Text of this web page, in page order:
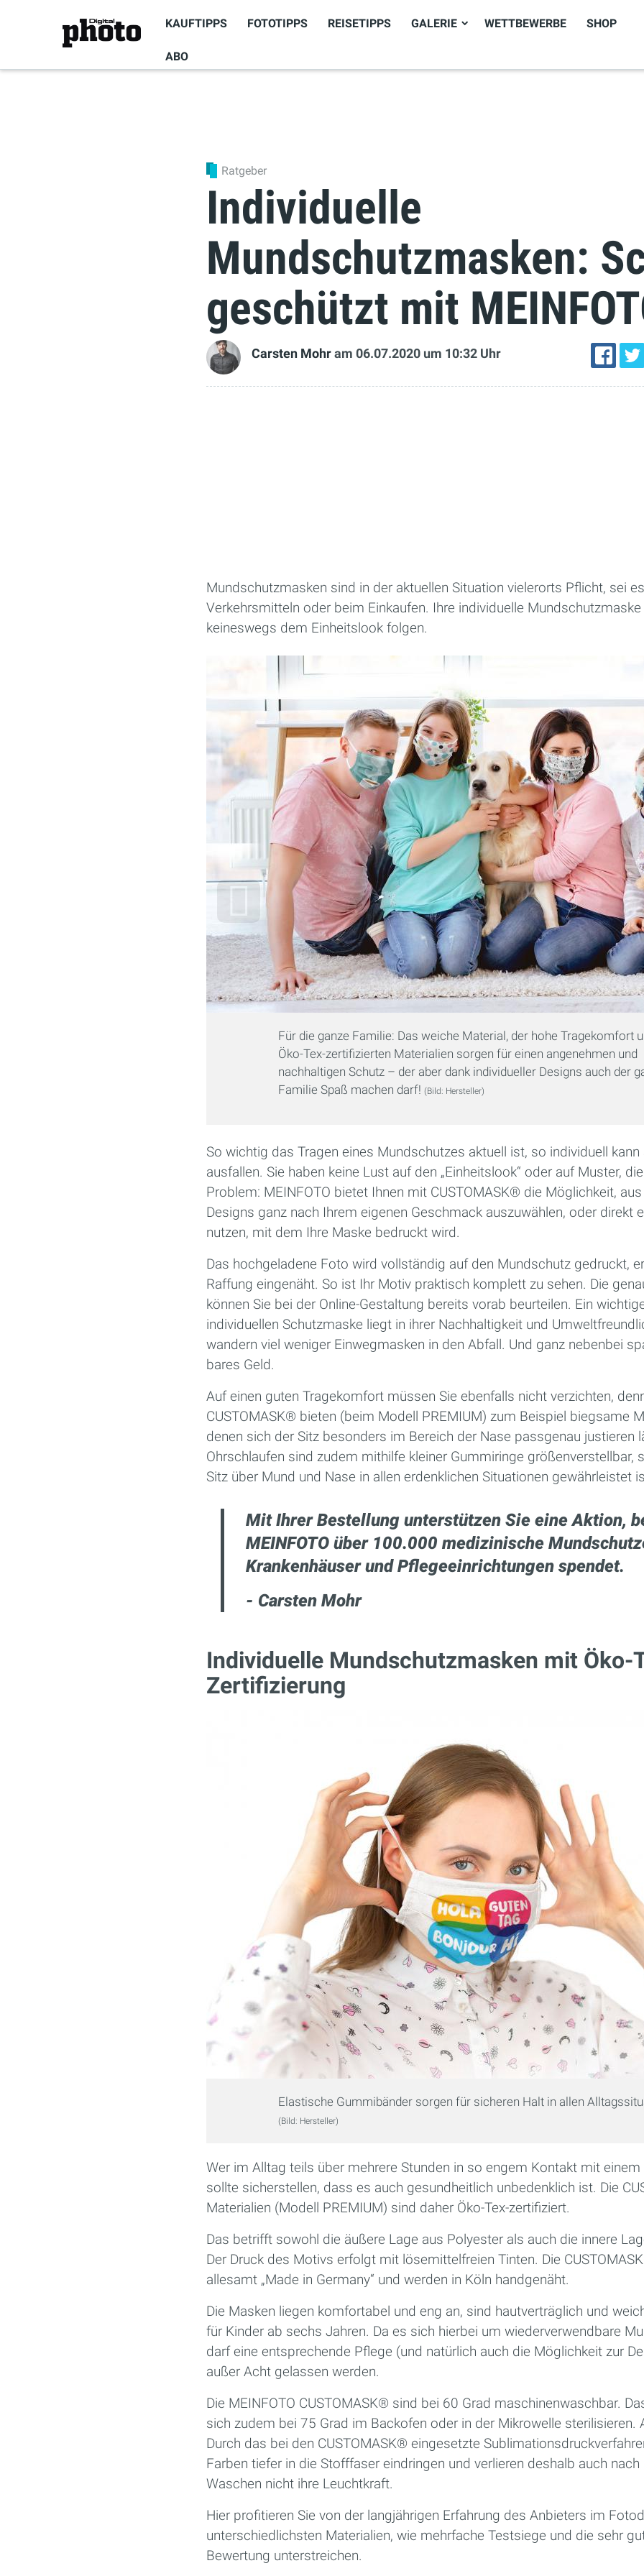
KAUFTIPPS FOTOTIPPS REISETIPPS GALERIE WETTBEWERBE SHOP
ABO
Ratgeber
Individuelle
Mundschutzmasken:
geschützt mit
Carsten Mohr am 06.07.2020 um 10:32 Uhr
Mundschutzmasken sind in der aktuellen Situation vielerorts Pflicht, sei
Verkehrsmitteln oder beim Einkaufen. Ihre individuelle
keineswegs dem Einheitslook folgen.
Für die ganze Familie: Das weiche Material, der hohe Tragekomfort
Öko-Tex-zertifizierten Materialien sorgen für einen angenehmen und
nachhaltigen Schutz – der aber dank individueller Designs auch der
Familie Spaß machen darf! (Bild: Hersteller)
So wichtig das Tragen eines Mundschutzes aktuell ist, so individuell
ausfallen. Sie haben keine Lust auf den „Einheitslook“ oder auf Muster,
Problem: MEINFOTO bietet Ihnen mit CUSTOMASK® die Möglichkeit,
Designs ganz nach Ihrem eigenen Geschmack auszuwählen, oder direkt
nutzen, mit dem Ihre Maske bedruckt wird.
Das hochgeladene Foto wird vollständig auf den Mundschutz gedruckt,
Raffung eingenäht. So ist Ihr Motiv praktisch komplett zu sehen. Die
können Sie bei der Online-Gestaltung bereits vorab beurteilen. Ein
individuellen Schutzmaske liegt in ihrer Nachhaltigkeit und
wandern viel weniger Einwegmasken in den Abfall. Und ganz nebenbei
bares Geld.
Auf einen guten Tragekomfort müssen Sie ebenfalls nicht verzichten,
CUSTOMASK® bieten (beim Modell PREMIUM) zum Beispiel biegsame
denen sich der Sitz besonders im Bereich der Nase passgenau justieren
Ohrschlaufen sind zudem mithilfe kleiner Gummiringe größenverstellbar,
Sitz über Mund und Nase in allen erdenklichen Situationen gewährleistet
Mit Ihrer Bestellung unterstützen Sie eine Aktion,
MEINFOTO über 100.000 medizinische
Krankenhäuser und Pflegeeinrichtungen spendet.
- Carsten Mohr
Individuelle Mundschutzmasken mit Öko-
Zertifizierung
Elastische Gummibänder sorgen für sicheren Halt in allen
(Bild: Hersteller)
Wer im Alltag teils über mehrere Stunden in so engem Kontakt mit
sollte sicherstellen, dass es auch gesundheitlich unbedenklich ist. Die
Materialien (Modell PREMIUM) sind daher Öko-Tex-zertifiziert.
Das betrifft sowohl die äußere Lage aus Polyester als auch die innere
Der Druck des Motivs erfolgt mit lösemittelfreien Tinten. Die
allesamt „Made in Germany“ und werden in Köln handgenäht.
Die Masken liegen komfortabel und eng an, sind hautverträglich und
für Kinder ab sechs Jahren. Da es sich hierbei um wiederverwendbare
darf eine entsprechende Pflege (und natürlich auch die Möglichkeit zur
außer Acht gelassen werden.
Die MEINFOTO CUSTOMASK® sind bei 60 Grad maschinenwaschbar.
sich zudem bei 75 Grad im Backofen oder in der Mikrowelle sterilisieren.
Durch das bei den CUSTOMASK® eingesetzte
Farben tiefer in die Stofffaser eindringen und verlieren deshalb auch
Waschen nicht ihre Leuchtkraft.
Hier profitieren Sie von der langjährigen Erfahrung des Anbieters im
unterschiedlichsten Materialien, wie mehrfache Testsiege und die sehr
Bewertung unterstreichen.